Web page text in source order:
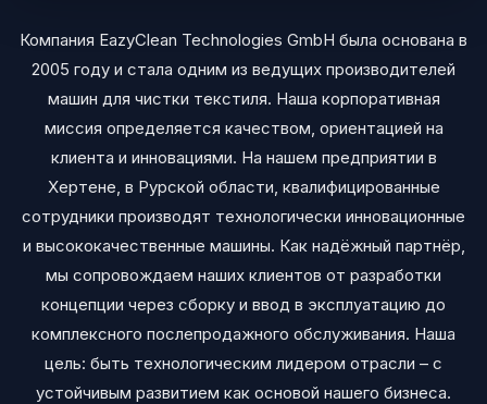
Компания EazyClean Technologies GmbH была основана в
2005 году и стала одним из ведущих производителей
машин для чистки текстиля. Наша корпоративная
миссия определяется качеством, ориентацией на
клиента и инновациями. На нашем предприятии в
Хертене, в Рурской области, квалифицированные
сотрудники производят технологически инновационные
и высококачественные машины. Как надёжный партнёр,
мы сопровождаем наших клиентов от разработки
концепции через сборку и ввод в эксплуатацию до
комплексного послепродажного обслуживания. Наша
цель: быть технологическим лидером отрасли – с
устойчивым развитием как основой нашего бизнеса.